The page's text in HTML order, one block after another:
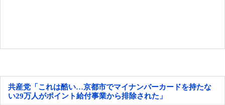
共産党「これは酷い…京都市でマイナンバーカードを持たな
い29万人がポイント給付事業から排除された」